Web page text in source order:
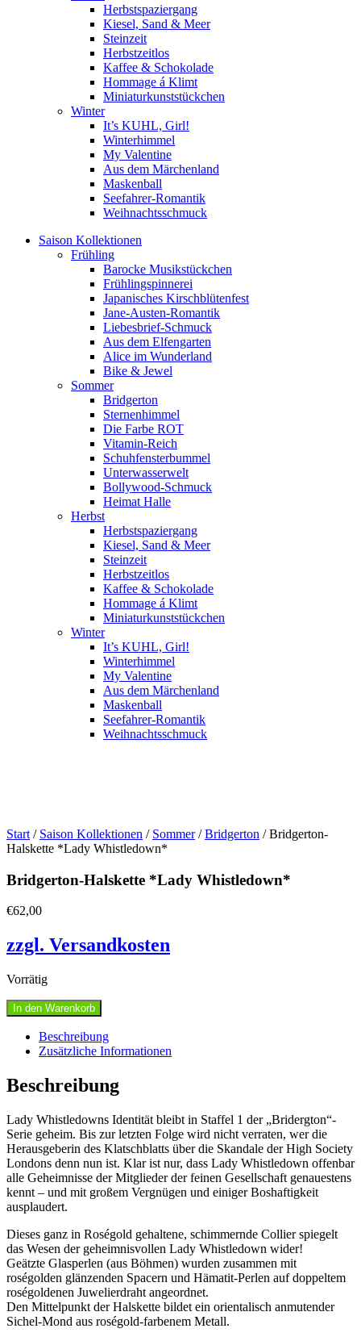
Herbstspaziergang
Kiesel, Sand & Meer
Steinzeit
Herbstzeitlos
Kaffee & Schokolade
Hommage á Klimt
Miniaturkunststückchen
Winter
It’s KUHL, Girl!
Winterhimmel
My Valentine
Aus dem Märchenland
Maskenball
Seefahrer-Romantik
Weihnachtsschmuck
Saison Kollektionen
Frühling
Barocke Musikstückchen
Frühlingspinnerei
Japanisches Kirschblütenfest
Jane-Austen-Romantik
Liebesbrief-Schmuck
Aus dem Elfengarten
Alice im Wunderland
Bike & Jewel
Sommer
Bridgerton
Sternenhimmel
Die Farbe ROT
Vitamin-Reich
Schuhfensterbummel
Unterwasserwelt
Bollywood-Schmuck
Heimat Halle
Herbst
Herbstspaziergang
Kiesel, Sand & Meer
Steinzeit
Herbstzeitlos
Kaffee & Schokolade
Hommage á Klimt
Miniaturkunststückchen
Winter
It’s KUHL, Girl!
Winterhimmel
My Valentine
Aus dem Märchenland
Maskenball
Seefahrer-Romantik
Weihnachtsschmuck
Start / Saison Kollektionen / Sommer/Bridgerton / Bridgerton-
Halskette *Lady Whistledown*
Bridgerton-Halskette *Lady Whistledown*
€62,00
zzgl. Versandkosten
Vorrätig
Bridgerton-
Halskette
*Lady
Whistledown*
In den Warenkorb
Beschreibung
Zusätzliche Informationen
Beschreibung
Lady Whistledowns Identität bleibt in Staffel 1 der „Bridergton“-
Serie geheim. Bis zur letzten Folge wird nicht verraten, wer die
Herausgeberin des Klatschblatts über die Skandale der High Society
Londons denn nun ist. Klar ist nur, dass Lady Whistledown offenbar
alle Geheimnisse der Mitglieder der feinen Gesellschaft genauestens
kennt – und mit großem Vergnügen und einiger Boshaftigkeit
ausplaudert.
Dieses ganz in Roségold gehaltene, schimmernde Collier spiegelt
das Wesen der geheimnisvollen Lady Whistledown wider!
Geätzte Glasperlen (aus Böhmen) wurden zusammen mit
roségolden glänzenden Spacern und Hämatit-Perlen auf doppeltem
roségoldenen Juwelierdraht angeordnet.
Den Mittelpunkt der Halskette bildet ein orientalisch anmutender
Sichel-Mond aus roségold-farbenem Metall.